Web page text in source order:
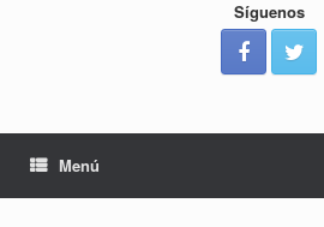
Síguenos
Menú